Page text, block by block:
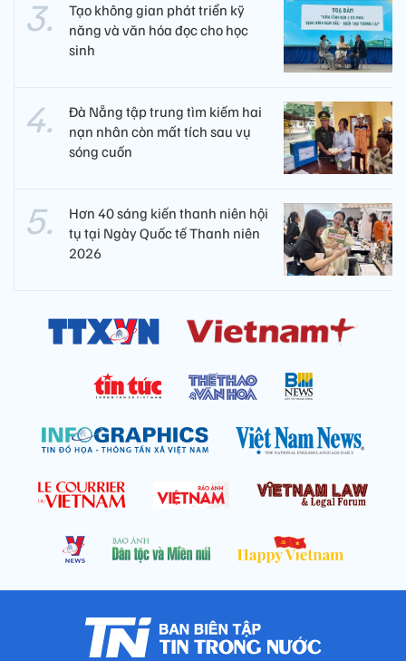
Tạo không gian phát triển kỹ
năng và văn hóa đọc cho học
sinh
Đà Nẵng tập trung tìm kiếm hai
nạn nhân còn mất tích sau vụ
sóng cuốn
Hơn 40 sáng kiến thanh niên hội
tụ tại Ngày Quốc tế Thanh niên
2026